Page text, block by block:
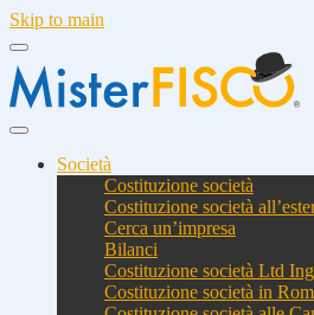
Skip to main
Società
Costituzione società
Costituzione società
Cerca un’impresa
Bilanci
Costituzione società Ltd
Costituzione società in